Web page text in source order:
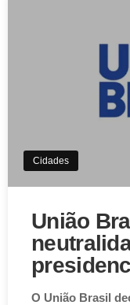
Aviso de
Este website utiliza
experiência única
Cidades
União
O União Brasil